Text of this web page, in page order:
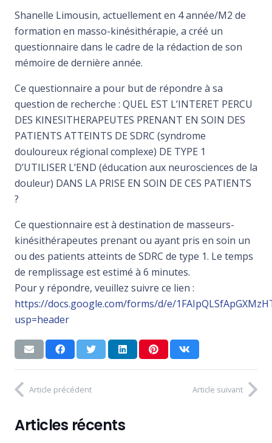
Shanelle Limousin, actuellement en 4 année/M2 de
formation en masso-kinésithérapie, a créé un
questionnaire dans le cadre de la rédaction de son
mémoire de dernière année.
Ce questionnaire a pour but de répondre à sa
question de recherche : QUEL EST L’INTERET PERCU
DES KINESITHERAPEUTES PRENANT EN SOIN DES
PATIENTS ATTEINTS DE SDRC (syndrome
douloureux régional complexe) DE TYPE 1
D’UTILISER L’END (éducation aux neurosciences de la
douleur) DANS LA PRISE EN SOIN DE CES PATIENTS
?
Ce questionnaire est à destination de masseurs-
kinésithérapeutes prenant ou ayant pris en soin un
ou des patients atteints de SDRC de type 1. Le temps
de remplissage est estimé à 6 minutes.
Pour y répondre, veuillez suivre ce lien :
https://docs.google.com/forms/d/e/
usp=header
Article précédent Article suivant
Articles récents